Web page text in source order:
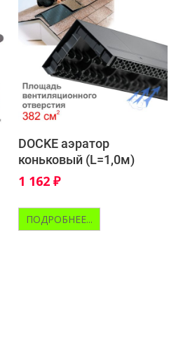
DOCKE аэратор
коньковый (L=1,0м)
1 162 ₽
ПОДРОБНЕЕ...